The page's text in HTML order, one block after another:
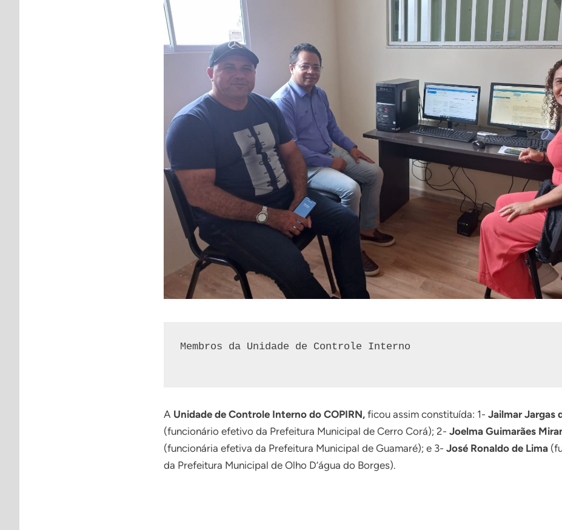
Membros da Unidade de Controle Interno
A Unidade de Controle Interno do COPIRN,ficou assim constituída: 1- Jailmar Jargas
(funcionário efetivo da Prefeitura Municipal de Cerro Corá); 2- Joelma Guimarães
(funcionária efetiva da Prefeitura Municipal de Guamaré); e 3- José Ronaldo de Lima
da Prefeitura Municipal de Olho D’água do Borges).